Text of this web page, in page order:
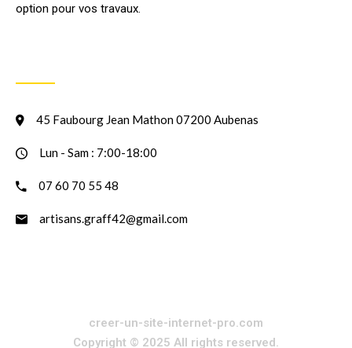
option pour vos travaux.
45 Faubourg Jean Mathon 07200 Aubenas
Lun - Sam : 7:00-18:00
07 60 70 55 48
artisans.graff42@gmail.com
creer-un-site-internet-pro.com
Copyright © 2025 All rights reserved.